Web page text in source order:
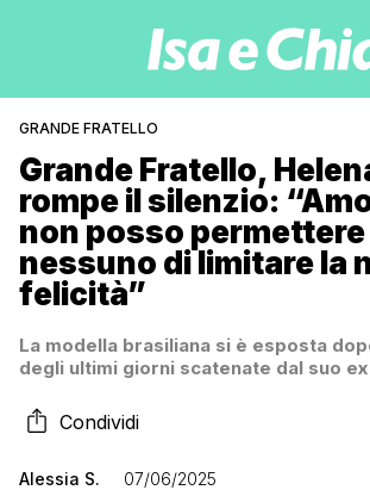
GRANDE FRATELLO
Grande Fratello,
rompe il silenzio:
non posso permettere
nessuno di limitare la
felicità”
La modella brasiliana si è esposta
degli ultimi giorni scatenate dal suo
Condividi
Alessia S. 07/06/2025